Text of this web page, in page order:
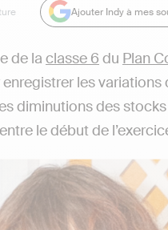
Ajouter Indy à mes
de la classe 6 du Plan
les variations
diminutions des
le début de